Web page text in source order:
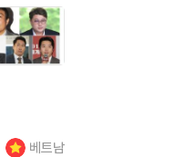
베트남